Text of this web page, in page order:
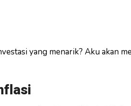
yang menarik? Aku akan